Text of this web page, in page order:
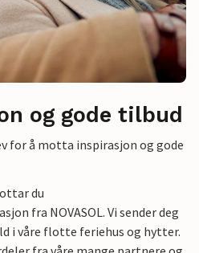
og gode tilbud
for å motta inspirasjon og gode
du
fra NOVASOL. Vi sender deg
i våre flotte feriehus og hytter.